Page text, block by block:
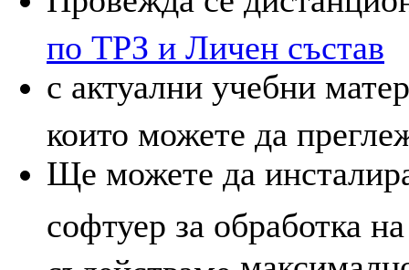
по ТРЗ и Личен състав
с актуални учебни
които можете да
Ще можете да
софтуер за обработка